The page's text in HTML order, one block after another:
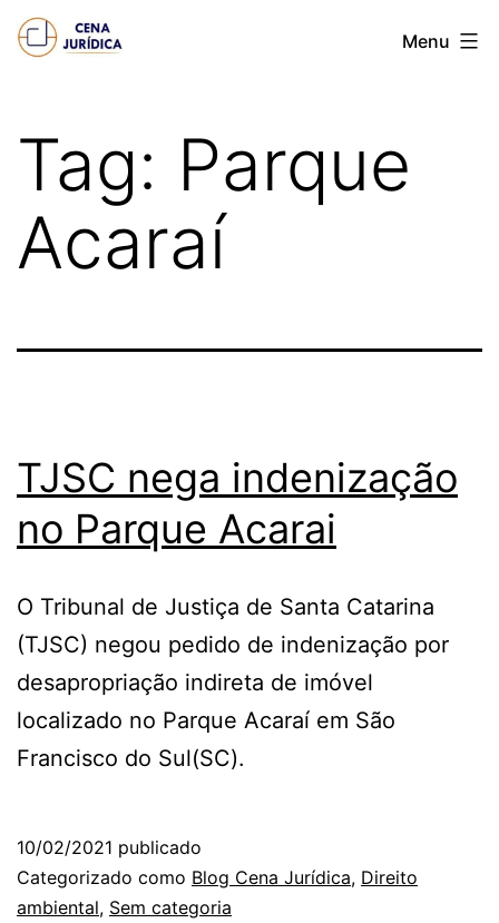
Pular
para
conteúdo
Cena
Menu
Tag: Parque
Acaraí
TJSC nega indenização
no Parque Acarai
O Tribunal de Justiça de Santa Catarina
(TJSC) negou pedido de indenização por
desapropriação indireta de imóvel
localizado no Parque Acaraí em São
Francisco do Sul(SC).
10/02/2021 publicado
Categorizado como Blog Cena Jurídica, Direito
ambiental, Sem categoria